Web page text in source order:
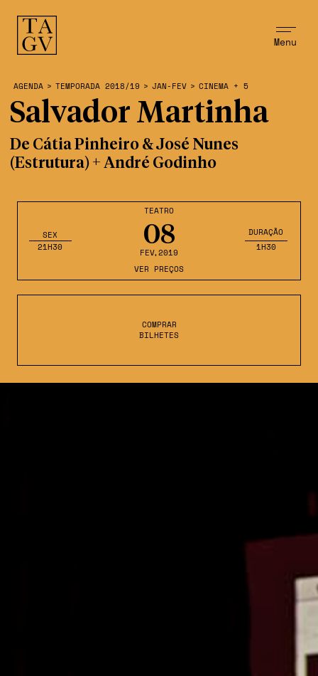
Menu
TEATRO
08
FEV,2019
SEX
21H30
DURAÇÃO
1H30
VER PREÇOS
COMPRAR
BILHETES
AGENDA > TEMPORADA 2018/19 > JAN-FEV > CINEMA + 5
Salvador Martinha
De Cátia Pinheiro & José Nunes
(Estrutura) + André Godinho